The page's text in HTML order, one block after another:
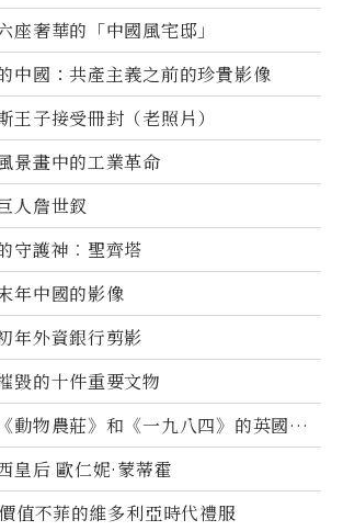
座奢華的「中國風宅邸」
中國：共產主義之前的珍貴影像
王子接受冊封（老照片）
景畫中的工業革命
人詹世釵
守護神︰聖齊塔
年中國的影像
年外資銀行剪影
毀的十件重要文物
動物農莊》和《一九八四》的英國作
．歐威爾
皇后 歐仁妮·蒙蒂霍
值不菲的維多利亞時代禮服